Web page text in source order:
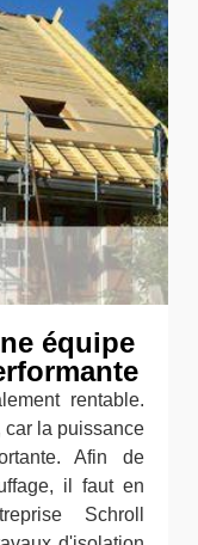
équipe
rentable.
car la puissance
Afin de
il faut en
Schroll